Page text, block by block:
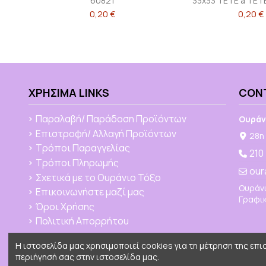
0,20 €
0,20 €
ΧΡΉΣΙΜΑ LINKS
Παραλαβή/ Παράδοση Προϊόντων
Επιστροφή/ Αλλαγή Προϊόντων
Τρόποι Παραγγελίας
Τρόποι Πληρωμής
Σχετικά με το Ουράνιο Τόξο
Επικοινωνήστε μαζί μας
Όροι Χρήσης
Πολιτική Απορρήτου
28η
Η ιστοσελίδα μας χρησιμοποιεί cookies για τη μέτρηση της
περιήγησή σας στην ιστοσελίδα μας.